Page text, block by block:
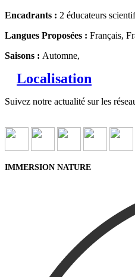
Encadrants : 2 éducateurs
Langues Proposées : Français,
Saisons : Automne,
Localisation
Suivez notre actualité sur les
IMMERSION NATURE